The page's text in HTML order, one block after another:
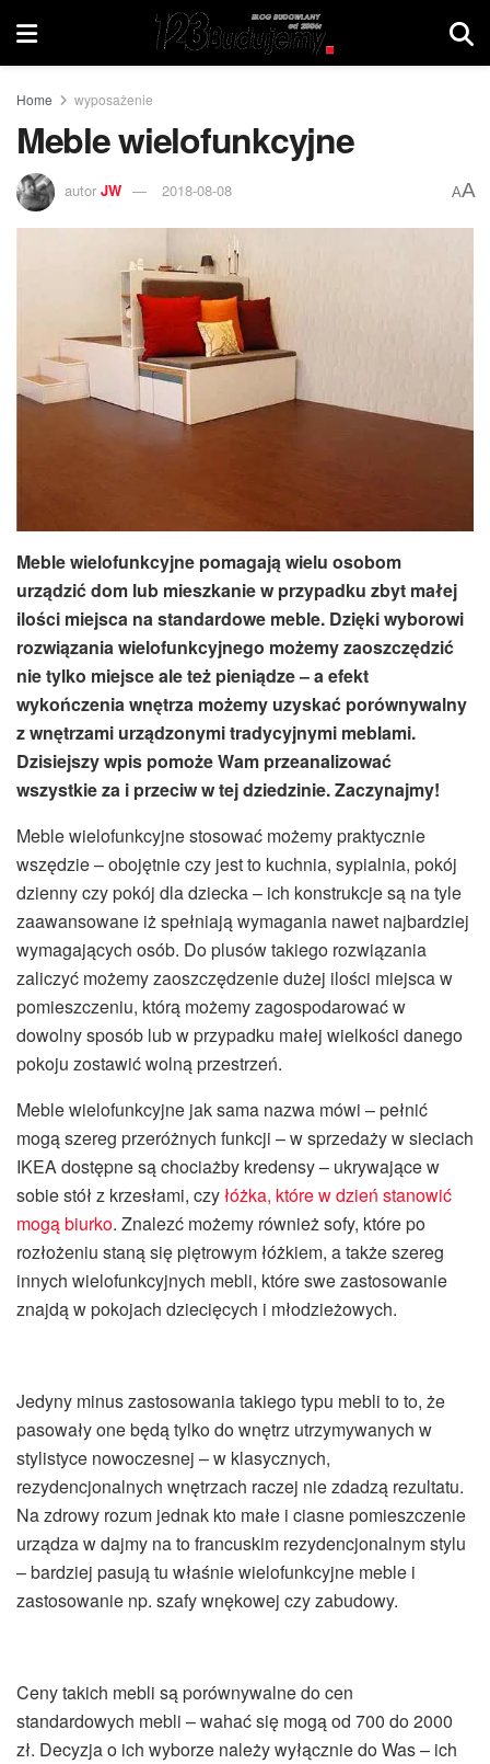
Home wyposażenie
Meble wielofunkcyjne
autor JW 2018-08-08 AA
Meble wielofunkcyjne pomagają wielu osobom
urządzić dom lub mieszkanie w przypadku zbyt małej
ilości miejsca na standardowe meble. Dzięki wyborowi
rozwiązania wielofunkcyjnego możemy zaoszczędzić
nie tylko miejsce ale też pieniądze – a efekt
wykończenia wnętrza możemy uzyskać porównywalny
z wnętrzami urządzonymi tradycyjnymi meblami.
Dzisiejszy wpis pomoże Wam przeanalizować
wszystkie za i przeciw w tej dziedzinie. Zaczynajmy!
Meble wielofunkcyjne stosować możemy praktycznie
wszędzie – obojętnie czy jest to kuchnia, sypialnia, pokój
dzienny czy pokój dla dziecka – ich konstrukcje są na tyle
zaawansowane iż spełniają wymagania nawet najbardziej
wymagających osób. Do plusów takiego rozwiązania
zaliczyć możemy zaoszczędzenie dużej ilości miejsca w
pomieszczeniu, którą możemy zagospodarować w
dowolny sposób lub w przypadku małej wielkości danego
pokoju zostawić wolną przestrzeń.
Meble wielofunkcyjne jak sama nazwa mówi – pełnić
mogą szereg przeróżnych funkcji – w sprzedaży w sieciach
IKEA dostępne są chociażby kredensy – ukrywające w
sobie stół z krzesłami, czyłóżka, które w dzień stanowić
mogą biurko. Znalezć możemy również sofy, które po
rozłożeniu staną się piętrowym łóżkiem, a także szereg
innych wielofunkcyjnych mebli, które swe zastosowanie
znajdą w pokojach dziecięcych i młodzieżowych.
Jedyny minus zastosowania takiego typu mebli to to, że
pasowały one będą tylko do wnętrz utrzymywanych w
stylistyce nowoczesnej – w klasycznych,
rezydencjonalnych wnętrzach raczej nie zdadzą rezultatu.
Na zdrowy rozum jednak kto małe i ciasne pomieszczenie
urządza w dajmy na to francuskim rezydencjonalnym stylu
– bardziej pasują tu właśnie wielofunkcyjne meble i
zastosowanie np. szafy wnękowej czy zabudowy.
Ceny takich mebli są porównywalne do cen
standardowych mebli – wahać się mogą od 700 do 2000
zł. Decyzja o ich wyborze należy wyłącznie do Was – ich